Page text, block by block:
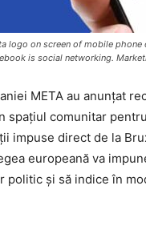
logo on screen of mobile
is social networking.
META au anunțat
spațiul comunitar
impuse direct de la
europeană va
politic și să indice în